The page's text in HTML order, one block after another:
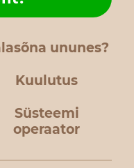
ununes?
Kuulutus
Süsteemi
operaator